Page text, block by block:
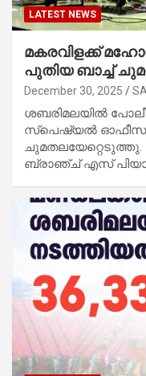
LATEST NEWS
മകരവിളക്ക്
പുതിയ ബാച്ച്
December 30, 2025
ശബരിമലയിൽ
സ്പെഷ്യൽ ഓഫീസർ
ബ്രാഞ്ച് എസ്